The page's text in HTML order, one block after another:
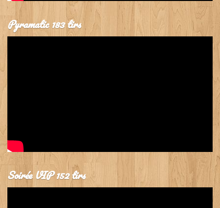
Pyramatic 183 tirs
Soirée VIP 152 tirs